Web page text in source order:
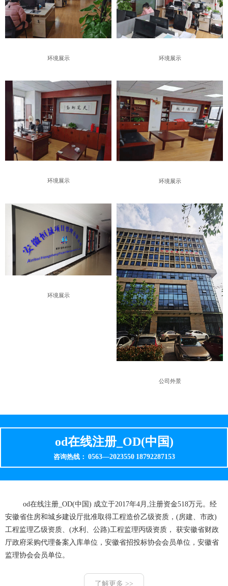
环境展示 环境展示
环境展示 环境展示
环境展示
公司外景
od在线注册_OD(中国)
咨询热线： 0563—2023550 18792287153
od在线注册_OD(中国) 成立于2017年4月,注册资金518万元。经
安徽省住房和城乡建设厅批准取得工程造价乙级资质，(房建、市政)
工程监理乙级资质、(水利、公路)工程监理丙级资质， 获安徽省财政
厅政府采购代理备案入库单位，安徽省招投标协会会员单位，安徽省
监理协会会员单位。
了解更多 >>